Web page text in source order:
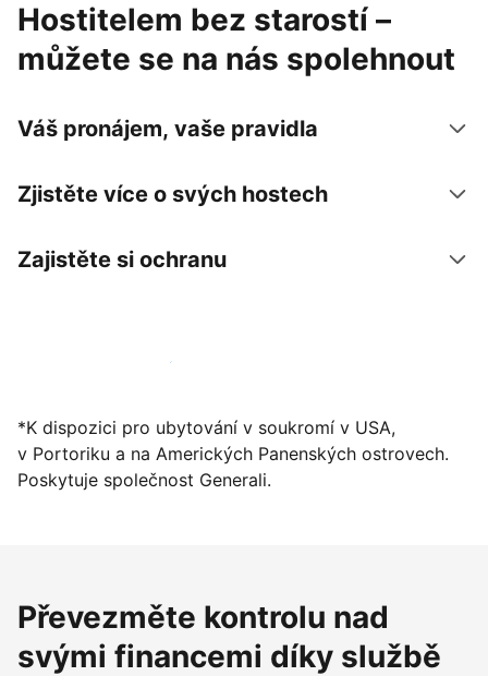
Hostitelem bez starostí –
můžete se na nás spolehnout
Váš pronájem, vaše pravidla
Zjistěte více o svých hostech
Zajistěte si ochranu
Zaregistrovat ubytování už dnes
*K dispozici pro ubytování v soukromí v USA,
v Portoriku a na Amerických Panenských ostrovech.
Poskytuje společnost Generali.
Převezměte kontrolu nad
svými financemi díky službě